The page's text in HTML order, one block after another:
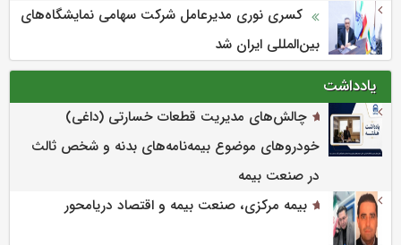
کسری نوری مدیرعامل شرکت سهامی نمایشگاه‌های
بین‌المللی ایران شد
یادداشت
چالش‌های مدیریت قطعات خسارتی (داغی)
خودروهای موضوع بیمه‌نامه‌های بدنه و شخص ثالث
در صنعت بیمه
بیمه مرکزی، صنعت بیمه و اقتصاد دریامحور